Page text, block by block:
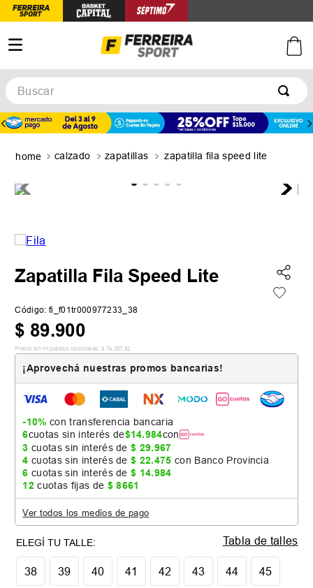
Buscar
calzado zapatillas zapatilla fila speed lite
Zapatilla Fila Speed Lite
Código: fi_f01tr000977233_38
$ 89.900
Precio sin impuestos nacionales: $ 74 297 52
¡Aprovechá nuestras promos bancarias!
-10% con transferencia bancaria
6cuotas sin interés de$14.984con
3 cuotas sin interés de$ 29.967
4 cuotas sin interés de$ 22.475 con Banco Provincia
6 cuotas sin interés de$ 14.984
12 cuotas fijas de $ 8661
Ver todos los medios de pago
38 39 40 41 42 43 44 45
Tabla de talles
TÉRMINOS MÁS BUSCADOS
3.
5. zapatillas adidas